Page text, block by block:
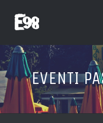
EVENTI